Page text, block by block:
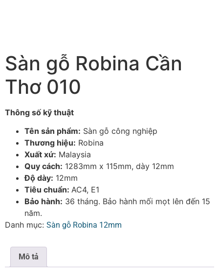
Sàn gỗ Robina Cần
Thơ 010
Thông số kỹ thuật
Tên sản phẩm: Sàn gỗ công nghiệp
Thương hiệu: Robina
Xuất xứ: Malaysia
Quy cách: 1283mm x 115mm, dày 12mm
Độ dày: 12mm
Tiêu chuẩn: AC4, E1
Bảo hành: 36 tháng. Bảo hành mối mọt lên đến 15
năm.
Danh mục: Sàn gỗ Robina 12mm
Mô tả